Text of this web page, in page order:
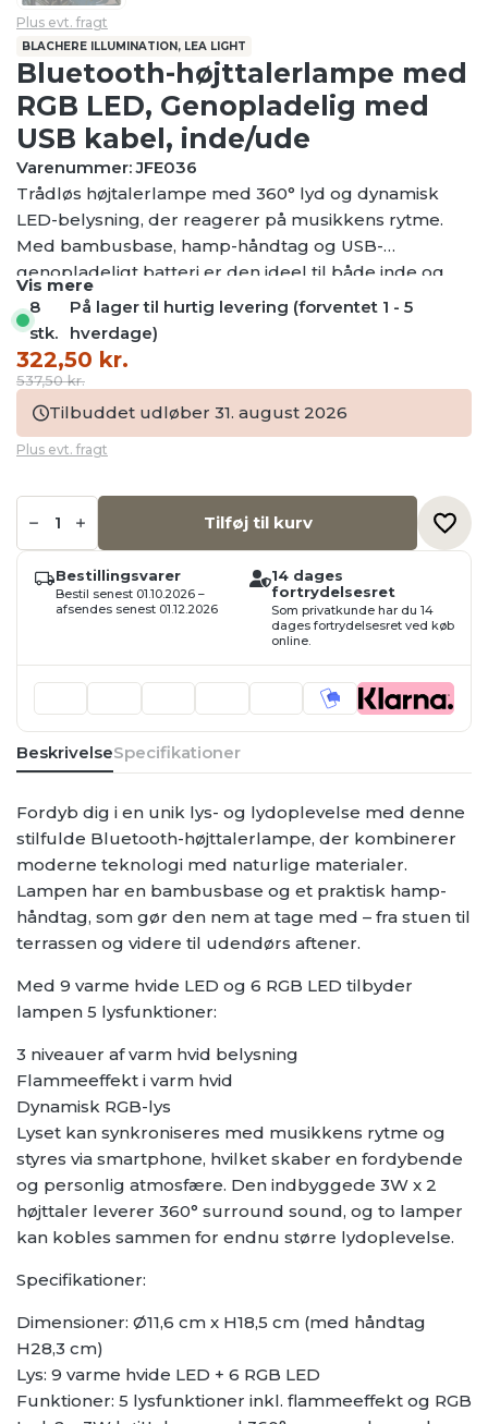
Plus evt. fragt
BLACHERE ILLUMINATION, LEA LIGHT
Bluetooth-højttalerlampe med
RGB LED, Genopladelig med
USB kabel, inde/ude
Varenummer: JFE036
Trådløs højtalerlampe med 360° lyd og dynamisk
LED-belysning, der reagerer på musikkens rytme.
Med bambusbase, hamp-håndtag og USB-
genopladeligt batteri er den ideel til både inde og
ude – og kan styres direkte fra din smartphone.
Til indendørs og udendørs brug.
Vis mere
8
stk.
På lager til hurtig levering (forventet 1 - 5
hverdage)
537,50kr.
Den
oprindelige
pris
var:
537,50 kr..
322,50 kr.
Den
aktuelle
pris
er:
322,50 kr..
Tilbuddet udløber 31. august 2026
Plus evt. fragt
Bluetooth-
højttalerlampe
RGB
LED,
Genopladelig
antal
Tilføj til kurv
Bestillingsvarer
Bestil senest 01.10.2026 –
afsendes senest 01.12.2026
14 dages
fortrydelsesret
Som privatkunde har du 14
dages fortrydelsesret ved køb
online.
BeskrivelseSpecifikationer
Fordyb dig i en unik lys- og lydoplevelse med denne
stilfulde Bluetooth-højttalerlampe, der kombinerer
moderne teknologi med naturlige materialer.
Lampen har en bambusbase og et praktisk hamp-
håndtag, som gør den nem at tage med – fra stuen til
terrassen og videre til udendørs aftener.
Med 9 varme hvide LED og 6 RGB LED tilbyder
lampen 5 lysfunktioner:
3 niveauer af varm hvid belysning
Flammeeffekt i varm hvid
Dynamisk RGB-lys
Lyset kan synkroniseres med musikkens rytme og
styres via smartphone, hvilket skaber en fordybende
og personlig atmosfære. Den indbyggede 3W x 2
højttaler leverer 360° surround sound, og to lamper
kan kobles sammen for endnu større lydoplevelse.
Specifikationer:
Dimensioner: Ø11,6 cm x H18,5 cm (med håndtag
H28,3 cm)
Lys: 9 varme hvide LED + 6 RGB LED
Funktioner: 5 lysfunktioner inkl. flammeeffekt og RGB